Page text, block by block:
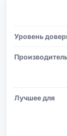
Уровень
Лучшее для